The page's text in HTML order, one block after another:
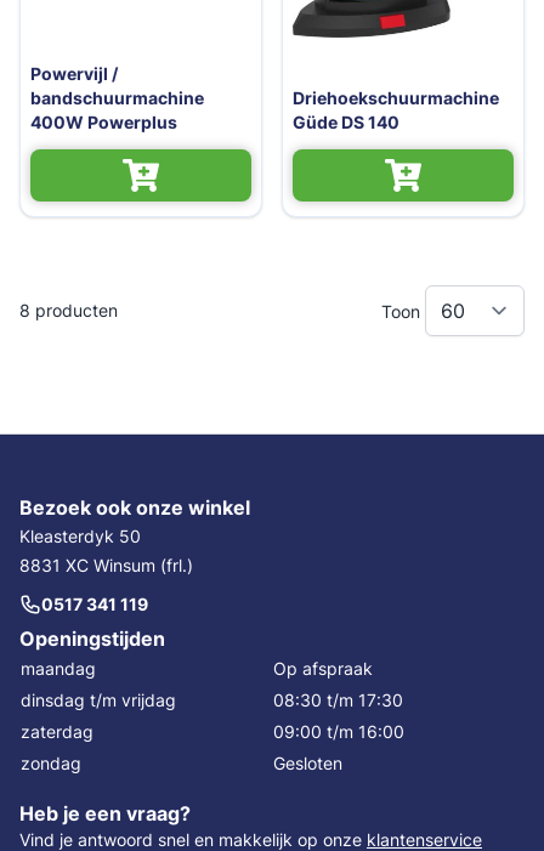
Powervijl /
bandschuurmachine
400W Powerplus
Driehoekschuurmachine
Güde DS 140
8 producten Toon
Bezoek ook onze winkel
Kleasterdyk 50
8831 XC Winsum (frl.)
0517 341 119
Openingstijden
maandag
Op afspraak
dinsdag t/m vrijdag
08:30 t/m 17:30
zaterdag
09:00 t/m 16:00
zondag
Gesloten
Heb je een vraag?
Vind je antwoord snel en makkelijk op onze klantenservice